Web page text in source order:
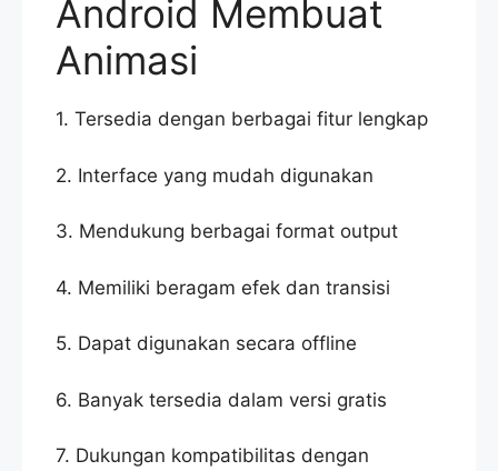
Android Membuat
Animasi
1. Tersedia dengan berbagai fitur lengkap
2. Interface yang mudah digunakan
3. Mendukung berbagai format output
4. Memiliki beragam efek dan transisi
5. Dapat digunakan secara offline
6. Banyak tersedia dalam versi gratis
7. Dukungan kompatibilitas dengan